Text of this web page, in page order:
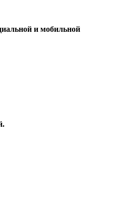
и мобильной